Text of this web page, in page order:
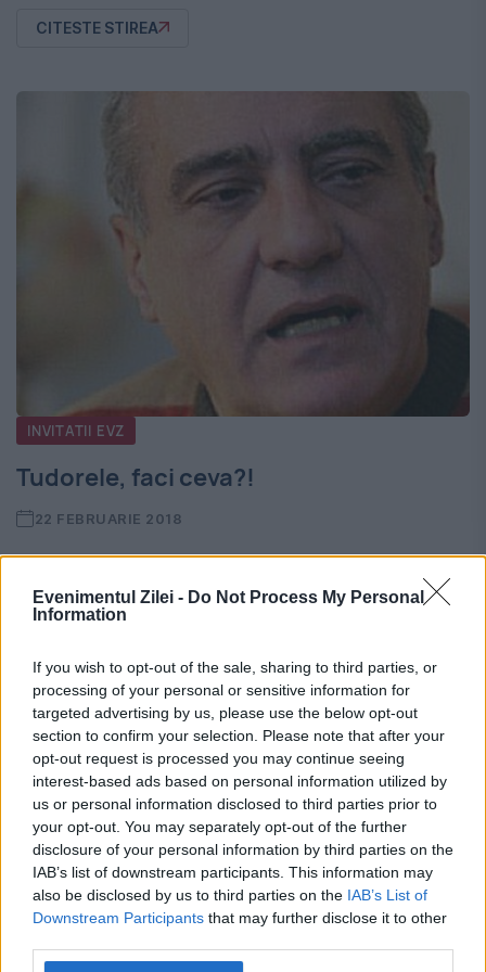
Evenimentul Zilei - Do Not Process My Personal
Information
If you wish to opt-out of the sale, sharing to third parties, or
processing of your personal or sensitive information for
targeted advertising by us, please use the below opt-out
section to confirm your selection. Please note that after your
opt-out request is processed you may continue seeing
interest-based ads based on personal information utilized by
us or personal information disclosed to third parties prior to
your opt-out. You may separately opt-out of the further
disclosure of your personal information by third parties on the
IAB’s list of downstream participants. This information may
also be disclosed by us to third parties on the IAB’s List of
Downstream Participants that may further disclose it to other
CITESTE STIREA
INVITATII EVZ
Tudorele, faci ceva?!
22 FEBRUARIE 2018
Astă seară, de la ora 18, toată țara se va
buluci în fața micilor ecrane, pentru a-l
cum pronunță, în sfârșit, decizia pe...
CITESTE STIREA